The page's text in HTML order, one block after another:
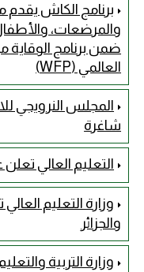
برنامج الكاش يقدم
والمرضعات،
ضمن برنامج الوقاية
العالمي (WFP)
شاغرة
التعليم العالي
وزارة التعليم
والجزائر
وزارة التربية